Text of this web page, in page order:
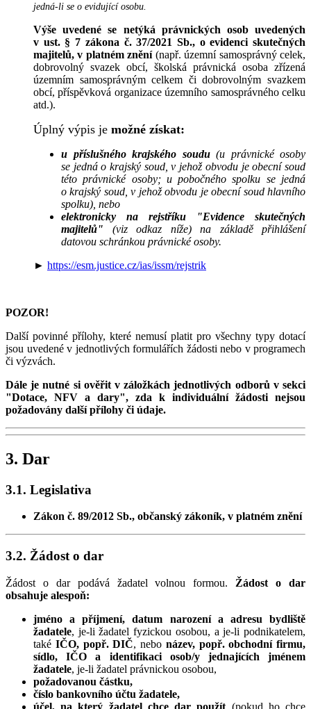
jedná-li se o evidující osobu.
Výše uvedené se netýká právnických osob uvedených
v ust. § 7 zákona č. 37/2021 Sb., o evidenci skutečných
majitelů, v platném znění(např. územní samosprávný celek,
dobrovolný svazek obcí, školská právnická osoba zřízená
územním samosprávným celkem či dobrovolným svazkem
obcí, příspěvková organizace územního samosprávného celku
atd.).
Úplný výpis je možné získat:
u příslušného krajského soudu(u právnické osoby
se jedná o krajský soud, v jehož obvodu je obecní soud
této právnické osoby; u pobočného spolku se jedná
o krajský soud, v jehož obvodu je obecní soud hlavního
spolku), nebo
elektronicky na rejstříku "Evidence skutečných
majitelů" (viz odkaz níže) na základě přihlášení
datovou schránkou právnické osoby.
► https://esm.justice.cz/ias/issm/rejstrik
POZOR!
Další povinné přílohy, které nemusí platit pro všechny typy dotací
jsou uvedené v jednotlivých formulářích žádosti nebo v programech
či výzvách.
Dále je nutné si ověřit v záložkách jednotlivých odborů v sekci
"Dotace, NFV a dary", zda k individuální žádosti nejsou
požadovány další přílohy či údaje.
3. Dar
3.1. Legislativa
Zákon č. 89/2012 Sb., občanský zákoník, v platném znění
3.2. Žádost o dar
Žádost o dar podává žadatel volnou formou. Žádost o dar
obsahuje alespoň:
jméno a příjmení, datum narození a adresu bydliště
žadatele, je-li žadatel fyzickou osobou, a je-li podnikatelem,
také IČO, popř. DIČ, nebo název, popř. obchodní firmu,
sídlo, IČO a identifikaci osob/y jednajících jménem
žadatele, je-li žadatel právnickou osobou,
požadovanou částku,
číslo bankovního účtu žadatele,
účel, na který žadatel chce dar použít (pokud ho chce